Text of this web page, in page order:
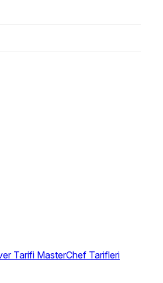
Tarifi MasterChef Tarifleri